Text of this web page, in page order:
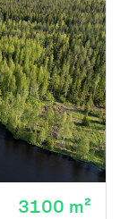
3100 m²